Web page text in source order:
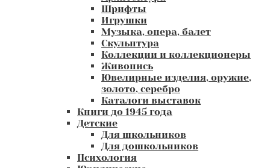
Шрифты
Игрушки
Музыка, опера, балет
Скульптура
Коллекции и коллекционеры
Живопись
Ювелирные изделия, оружие,
золото, серебро
Каталоги выставок
Книги до 1945 года
Детские
Для школьников
Для дошкольников
Психология